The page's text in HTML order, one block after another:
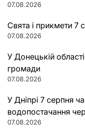
07.08.2026
Свята і прикмети 7
07.08.2026
У Донецькій
громади
07.08.2026
У Дніпрі 7 серпня
водопостачання
07.08.2026